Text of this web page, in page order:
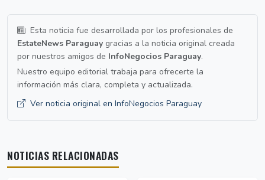
Esta noticia fue desarrollada por los profesionales de
EstateNews Paraguay gracias a la noticia original creada
por nuestros amigos de InfoNegocios Paraguay.
Nuestro equipo editorial trabaja para ofrecerte la
información más clara, completa y actualizada.
Ver noticia original en InfoNegocios Paraguay
NOTICIAS RELACIONADAS